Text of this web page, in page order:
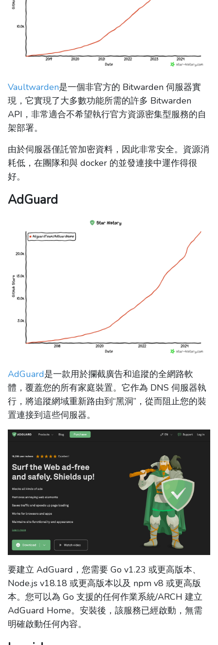
Vaultwarden是一個非官方的 Bitwarden 伺服器實
現，它實現了大多數功能所需的許多 Bitwarden
API，非常適合不希望執行官方資源密集型服務的自
架部署。
由於伺服器僅託管加密資料，因此非常安全。資源消
耗低，在團隊和與 docker 的並發連接中運作得很
好。
AdGuard
AdGuard是一款用於攔截廣告和追蹤的全網路軟
體，覆蓋您的所有家庭裝置。它作為 DNS 伺服器執
行，將追蹤網域重新路由到“黑洞”，從而阻止您的裝
置連接到這些伺服器。
要建立 AdGuard，您需要 Go v1.23 或更高版本、
Node.js v18.18 或更高版本以及 npm v8 或更高版
本。您可以為 Go 支援的任何作業系統/ARCH 建立
AdGuard Home。安裝後，該服務已經啟動，無需
明確啟動任何內容。